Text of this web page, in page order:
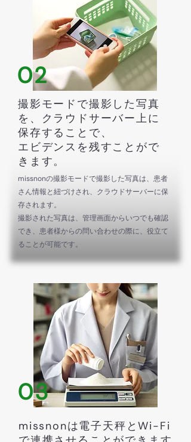
02
撮影モードで撮影した写真
を、クラウドサーバー上に
保存することで、
エビデンスを残すことがで
きます。
missnonの撮影モードで撮影した写真は、患者
さん情報と紐づけされ、クラウドサーバーに保
存されます。
撮影された写真は、管理画面からいつでも確認
でき、患者様からの問い合わせの際に、役立て
ることが可能です。
03
missnonは電子天秤とWi-Fi